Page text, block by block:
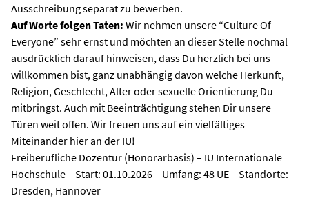
Ausschreibung separat zu bewerben.
Auf Worte folgen Taten: Wir nehmen unsere “Culture Of
Everyone” sehr ernst und möchten an dieser Stelle nochmal
ausdrücklich darauf hinweisen, dass Du herzlich bei uns
willkommen bist, ganz unabhängig davon welche Herkunft,
Religion, Geschlecht, Alter oder sexuelle Orientierung Du
mitbringst. Auch mit Beeinträchtigung stehen Dir unsere
Türen weit offen. Wir freuen uns auf ein vielfältiges
Miteinander hier an der IU!
Freiberufliche Dozentur (Honorarbasis) – IU Internationale
Hochschule – Start: 01.10.2026 – Umfang: 48 UE – Standorte:
Dresden, Hannover